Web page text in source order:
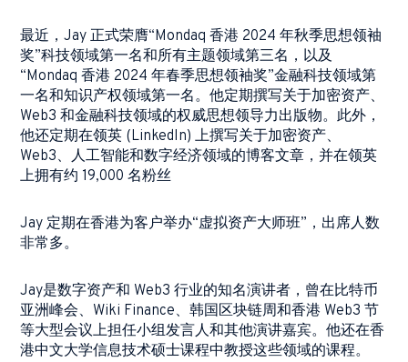
最近，Jay正式荣膺“Mondaq香港 2024年秋季思想领袖
奖”科技领域第一名和所有主题领域第三名，以及
“Mondaq香港 2024年春季思想领袖奖”金融科技领域第
一名和知识产权领域第一名。他定期撰写关于加密资产、
Web3和金融科技领域的权威思想领导力出版物。此外，
他还定期在领英 (LinkedIn)上撰写关于加密资产、
Web3、人工智能和数字经济领域的博客文章，并在领英
上拥有约 19,000名粉丝
Jay定期在香港为客户举办“虚拟资产大师班” ，出席人数
非常多。
Jay是数字资产和 Web3行业的知名演讲者，曾在比特币
亚洲峰会、 Wiki Finance、韩国区块链周和香港 Web3节
等大型会议上担任小组发言人和其他演讲嘉宾。他还在香
港中文大学信息技术硕士课程中教授这些领域的课程。